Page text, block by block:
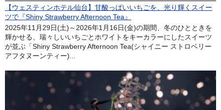
【ウェスティンホテル仙台】甘酸っぱいいちごを、光り輝くスイー
ツで『Shiny Strawberry Afternoon Tea』
2025年11月29日(土)～2026年1月16日(金)の期間、冬のひとときを
輝かせる、瑞々しいいちごとホワイトをキーカラーにしたスイーツ
が並ぶ「Shiny Strawberry Afternoon Tea(シャイニー ストロベリー
アフタヌーンティー)...